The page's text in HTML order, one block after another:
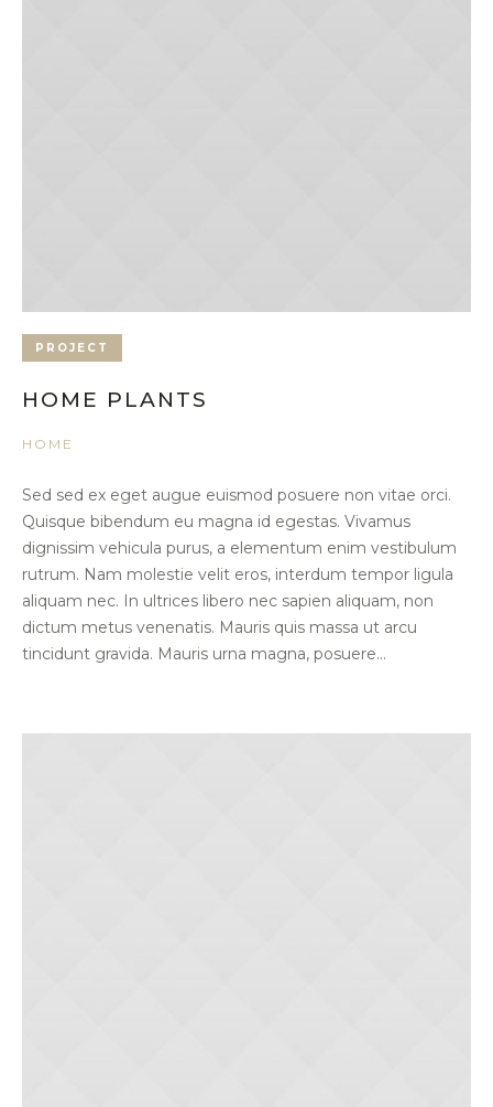
PROJECT
HOME PLANTS
HOME
Sed sed ex eget augue euismod posuere non vitae orci.
Quisque bibendum eu magna id egestas. Vivamus
dignissim vehicula purus, a elementum enim vestibulum
rutrum. Nam molestie velit eros, interdum tempor ligula
aliquam nec. In ultrices libero nec sapien aliquam, non
dictum metus venenatis. Mauris quis massa ut arcu
tincidunt gravida. Mauris urna magna, posuere...